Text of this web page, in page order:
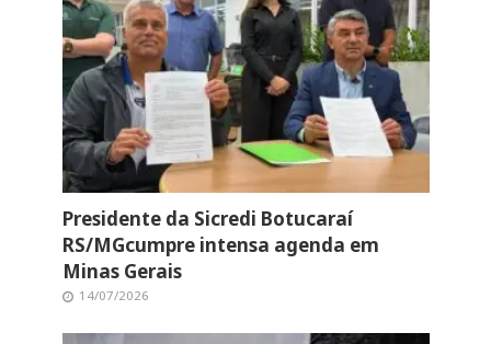
Presidente da Sicredi Botucaraí
RS/MGcumpre intensa agenda em
Minas Gerais
14/07/2026